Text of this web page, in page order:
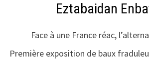
Eztabaidan
Face à une France réac,
Première exposition de baux